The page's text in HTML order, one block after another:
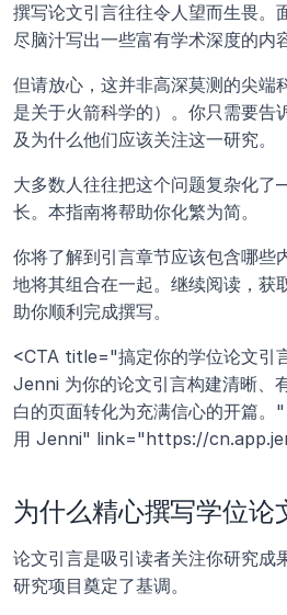
撰写论文引言往往令人望而生畏。
尽脑汁写出一些富有学术深度的内
但请放心，这并非高深莫测的尖端
是关于火箭科学的）。你只需要告
及为什么他们应该关注这一研究。
大多数人往往把这个问题复杂化
长。本指南将帮助你化繁为简。
你将了解到引言章节应该包含哪些
地将其组合在一起。继续阅读，获
助你顺利完成撰写。
<CTA title="搞定你的学位论文
Jenni 为你的论文引言构建清晰、
白的页面转化为充满信心的开篇
用 Jenni" link="https://
为什么精心撰写学位论
论文引言是吸引读者关注你研究成
研究项目奠定了基调。